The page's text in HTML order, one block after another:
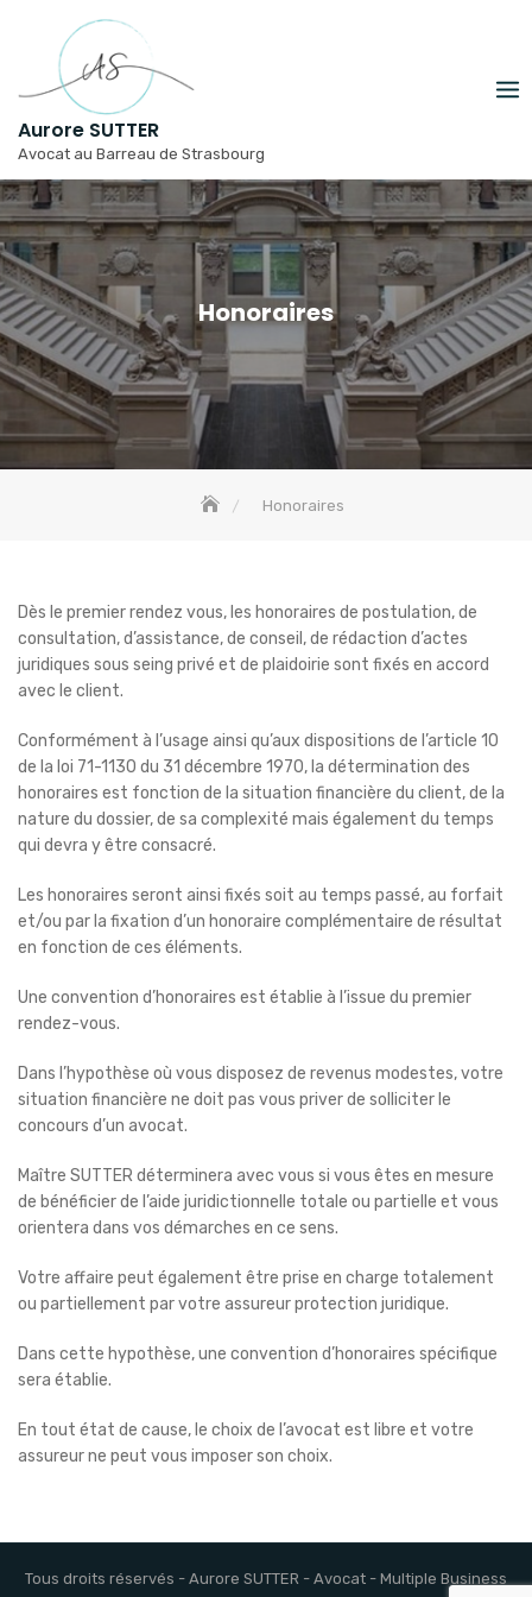
content
Aurore SUTTER
Avocat au Barreau de Strasbourg
Honoraires
Honoraires
Dès le premier rendez vous, les honoraires de postulation, de
consultation, d’assistance, de conseil, de rédaction d’actes
juridiques sous seing privé et de plaidoirie sont fixés en accord
avec le client.
Conformément à l’usage ainsi qu’aux dispositions de l’article 10
de la loi 71-1130 du 31 décembre 1970, la détermination des
honoraires est fonction de la situation financière du client, de la
nature du dossier, de sa complexité mais également du temps
qui devra y être consacré.
Les honoraires seront ainsi fixés soit au temps passé, au forfait
et/ou par la fixation d’un honoraire complémentaire de résultat
en fonction de ces éléments.
Une convention d’honoraires est établie à l’issue du premier
rendez-vous.
Dans l’hypothèse où vous disposez de revenus modestes, votre
situation financière ne doit pas vous priver de solliciter le
concours d’un avocat.
Maître SUTTER déterminera avec vous si vous êtes en mesure
de bénéficier de l’aide juridictionnelle totale ou partielle et vous
orientera dans vos démarches en ce sens.
Votre affaire peut également être prise en charge totalement
ou partiellement par votre assureur protection juridique.
Dans cette hypothèse, une convention d’honoraires spécifique
sera établie.
En tout état de cause, le choix de l’avocat est libre et votre
assureur ne peut vous imposer son choix.
Tous droits réservés - Aurore SUTTER - Avocat - Multiple Business